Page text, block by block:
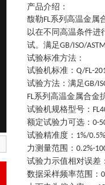
产品介绍：
馥勒FL系列 高温金属
以在不同高温条件进
试。满足GB/ISO/
试验标准方法：
试验机标准 ： Q/FL-
试验方法 ： 满足GB/
FL系列 高温金属合金
试验机规格型号 ：
额定试验力可选 ： 0-
试验精准度 ： 1%/0.5%
力测量范围 ： 0.2%-
试验力示值相对误差
数据采样频率范围 ：